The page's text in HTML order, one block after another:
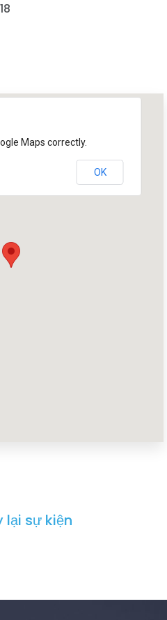
chủ
Maps correctly.
OK
lại sự kiện